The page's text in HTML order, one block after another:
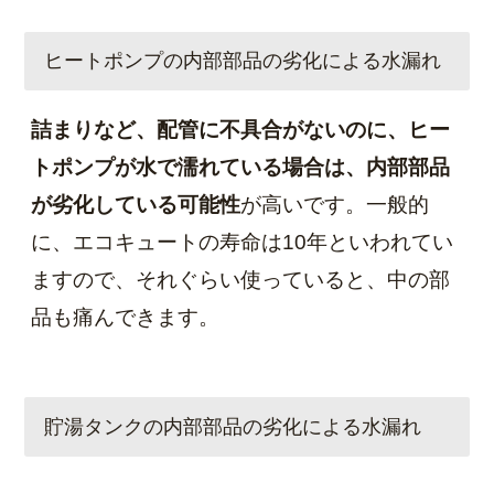
ヒートポンプの内部部品の劣化による水漏れ
詰まりなど、配管に不具合がないのに、ヒー
トポンプが水で濡れている場合は、内部部品
が劣化している可能性が高いです。一般的
に、エコキュートの寿命は10年といわれてい
ますので、それぐらい使っていると、中の部
品も痛んできます。
貯湯タンクの内部部品の劣化による水漏れ